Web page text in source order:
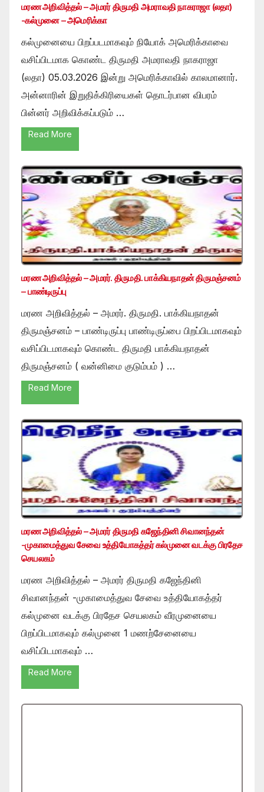
மரண அறிவித்தல் – அமரர் திருமதி அமராவதி நாகராஜா (லதா)
-கல்முனை – அமெரிக்கா
கல்முனையை பிறப்படமாகவும் நியோக் அமெரிக்காவை
வசிப்பிடமாக கொண்ட திருமதி அமராவதி நாகராஜா
(லதா) 05.03.2026 இன்று அமெரிக்காவில் காலமானார்.
அன்னாரின் இறுதிக்கிரியைகள் தொடர்பான விபரம்
பின்னர் அறிவிக்கப்படும் …
Read More
மரண அறிவித்தல் – அமரர். திருமதி. பாக்கியநாதன் திருமஞ்சனம்
– பாண்டிருப்பு
மரண அறிவித்தல் – அமரர். திருமதி. பாக்கியநாதன்
திருமஞ்சனம் – பாண்டிருப்பு பாண்டிருப்பை பிறப்பிடமாகவும்
வசிப்பிடமாகவும் கொண்ட திருமதி பாக்கியநாதன்
திருமஞ்சனம் ( வன்னிமை குடும்பம் ) …
Read More
மரண அறிவித்தல் – அமரர் திருமதி கஜேந்தினி சிவானந்தன்
-முகாமைத்துவ சேவை உத்தியோகத்தர் கல்முனை வடக்கு பிரதேச
செயலகம்
மரண அறிவித்தல் – அமரர் திருமதி கஜேந்தினி
சிவானந்தன் -முகாமைத்துவ சேவை உத்தியோகத்தர்
கல்முனை வடக்கு பிரதேச செயலகம் வீரமுனையை
பிறப்பிடமாகவும் கல்முனை 1 மணற்சேனையை
வசிப்பிடமாகவும் …
Read More